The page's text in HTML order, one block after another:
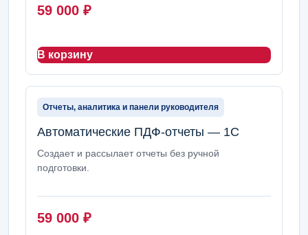
59 000 ₽
В корзину
Отчеты, аналитика и панели руководителя
Автоматические ПДФ-отчеты — 1С
Создает и рассылает отчеты без ручной
подготовки.
59 000 ₽